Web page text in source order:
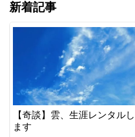
新着記事
【奇談】雲、生涯レンタルし
ます